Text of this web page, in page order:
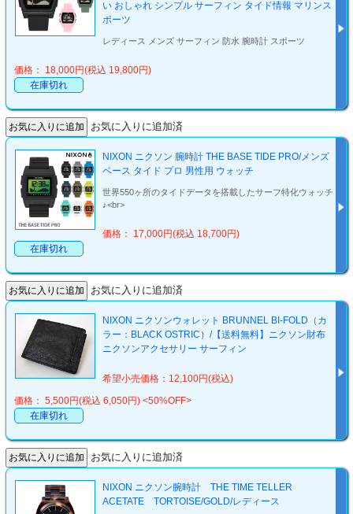
い おしゃれ シンプル サーフィン タイド情報 マリンス
ポーツ
レディース メンズ サーフィン 防水 腕時計 スポーツ
価格： 18,000円(税込 19,800円)
在庫切れ
お気に入りに追加済
NIXON ニクソン 腕時計 THE BASE TIDE PRO/メンズ
ベース タイド プロ 男性用 ウォッチ
世界550ヶ所のタイドデータを搭載したサーフ特化ウォッチ
♪<br>
価格： 17,000円(税込 18,700円)
在庫切れ
お気に入りに追加済
NIXON ニクソンウォレット BRUNNEL BI-FOLD（カ
ラー：BLACK OSTRIC）/【送料無料】ニクソン財布
ニクソンアクセサリー サーフィン
希望小売価格：12,100円(税込)
価格： 5,500円(税込 6,050円) <50%OFF>
在庫切れ
お気に入りに追加済
NIXON ニクソン腕時計 THE TIME TELLER
ACETATE TORTOISE/GOLD/レディース